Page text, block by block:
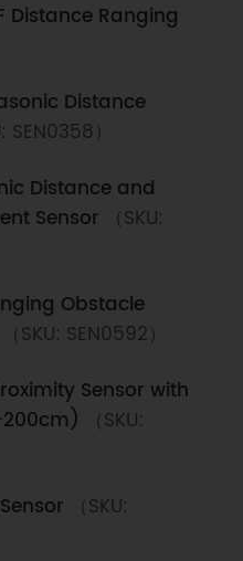
Distance Ranging
Distance
SEN0358）
Distance and
Sensor
（SKU:
Obstacle
（SKU: SEN0592）
Sensor with
（SKU:
（SKU: